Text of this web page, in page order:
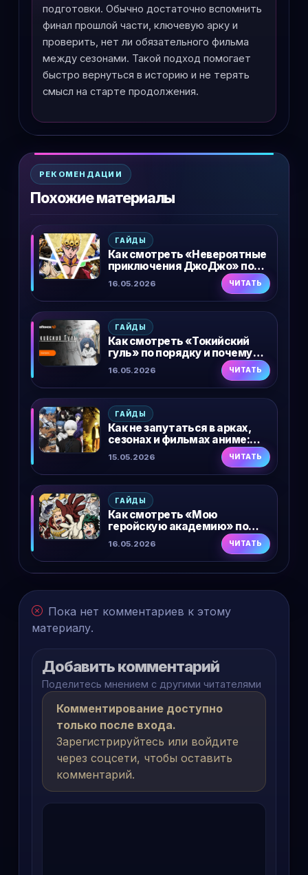
подготовки. Обычно достаточно вспомнить
финал прошлой части, ключевую арку и
проверить, нет ли обязательного фильма
между сезонами. Такой подход помогает
быстро вернуться в историю и не терять
смысл на старте продолжения.
РЕКОМЕНДАЦИИ
Похожие материалы
ГАЙДЫ
Как смотреть «Невероятные
приключения ДжоДжо» по
порядку: все части и
правильная
последовательность
16.05.2026 ЧИТАТЬ
ГАЙДЫ
Как смотреть «Токийский
гуль» по порядку и почему
зрители путаются
16.05.2026 ЧИТАТЬ
ГАЙДЫ
Как не запутаться в арках,
сезонах и фильмах аниме:
рабочий гайд по просмотру
15.05.2026 ЧИТАТЬ
ГАЙДЫ
Как смотреть «Мою
геройскую академию» по
порядку: сезоны, фильмы и
OVA
16.05.2026 ЧИТАТЬ
Пока нет комментариев к этому
материалу.
Добавить комментарий
Поделитесь мнением с другими читателями
Комментирование доступно
только после входа.
Зарегистрируйтесь или войдите
через соцсети, чтобы оставить
комментарий.